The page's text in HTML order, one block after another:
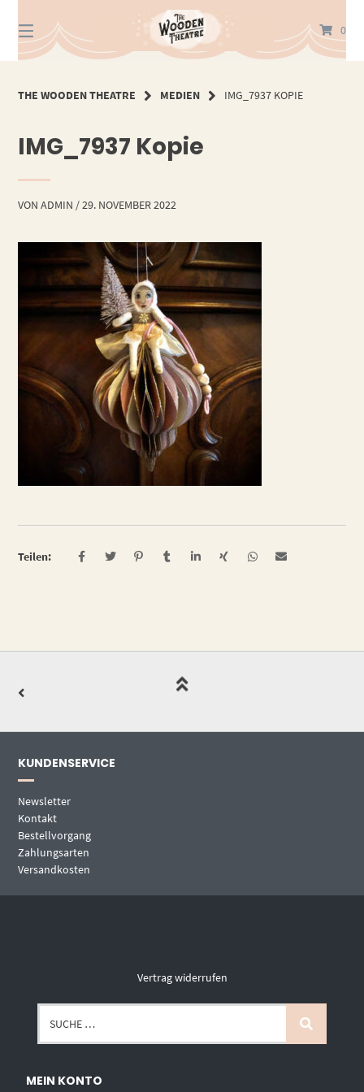
zum
Inhalt
0
THE WOODEN THEATRE MEDIEN IMG_7937 KOPIE
IMG_7937 Kopie
VONADMIN /29. NOVEMBER 2022
Teilen:
KUNDENSERVICE
Newsletter
Kontakt
Bestellvorgang
Zahlungsarten
Versandkosten
Vertrag widerrufen
MEIN KONTO